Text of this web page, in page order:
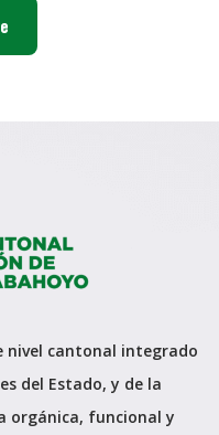
nivel cantonal integrado
del Estado, y de la
orgánica, funcional y